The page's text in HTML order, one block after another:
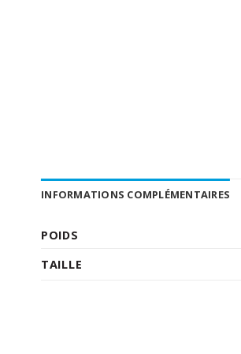
INFORMATIONS COMPLÉMENTAIRES
POIDS
TAILLE